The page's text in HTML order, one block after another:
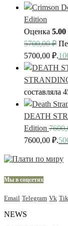
Edition
Оценка 5.00
5700,00₽
5700,00 ₽.
составляла
DEATH
Edition
7600,00 ₽.
Мы в соцсетях
Email Telegram Vk
NEWS